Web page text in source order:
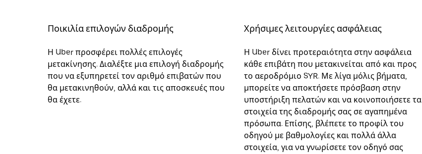
Ποικιλία επιλογών διαδρομής
Η Uber προσφέρει πολλές επιλογές
μετακίνησης. Διαλέξτε μια επιλογή διαδρομής
που να εξυπηρετεί τον αριθμό επιβατών που
θα μετακινηθούν, αλλά και τις αποσκευές που
θα έχετε.
Χρήσιμες λειτουργίες ασφάλειας
Η Uber δίνει προτεραιότητα στην ασφάλεια
κάθε επιβάτη που μετακινείται από και προς
το αεροδρόμιο SYR. Με λίγα μόλις βήματα,
μπορείτε να αποκτήσετε πρόσβαση στην
υποστήριξη πελατών και να κοινοποιήσετε τα
στοιχεία της διαδρομής σας σε αγαπημένα
πρόσωπα. Επίσης, βλέπετε το προφίλ του
οδηγού με βαθμολογίες και πολλά άλλα
στοιχεία, για να γνωρίσετε τον οδηγό σας